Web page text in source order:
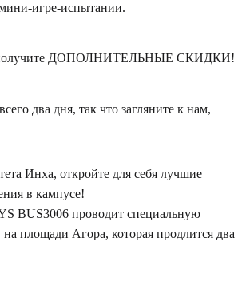
игре-испытании.
получите ДОПОЛНИТЕЛЬНЫЕ СКИДКИ!
два дня, так что загляните к нам,
Инха, откройте для себя лучшие
в кампусе!
BUS3006 проводит специальную
площади Агора, которая продлится два